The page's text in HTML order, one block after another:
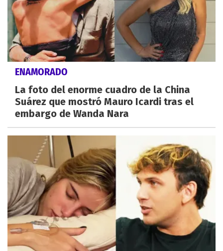
ENAMORADO
La foto del enorme cuadro de la China
Suárez que mostró Mauro Icardi tras el
embargo de Wanda Nara